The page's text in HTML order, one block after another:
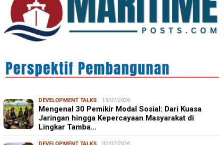
DEVELOPMENT TALKS 13/07/2026
Mengenal 30 Pemikir Modal Sosial: Dari Kuasa
Jaringan hingga Kepercayaan Masyarakat di
Lingkar Tamba…
DEVELOPMENT TALKS 02/07/2026